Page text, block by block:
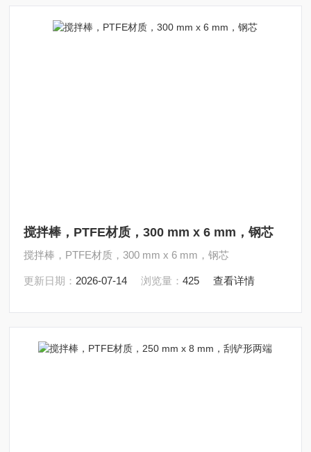
搅拌棒，PTFE材质，300 mm x 6 mm，钢芯
搅拌棒，PTFE材质，300 mm x 6 mm，钢芯
更新日期： 2026-07-14 浏览量：425 查看详情